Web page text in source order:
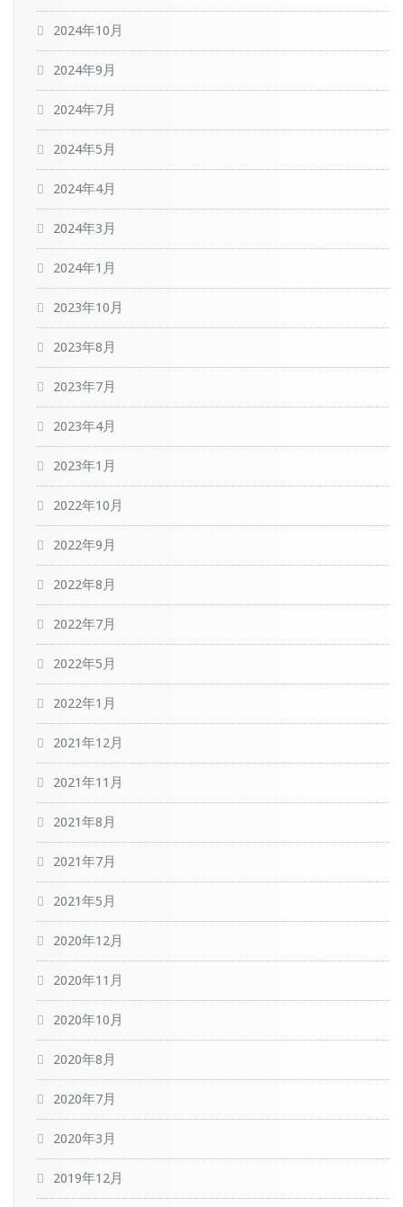
2024年10月
2024年9月
2024年7月
2024年5月
2024年4月
2024年3月
2024年1月
2023年10月
2023年8月
2023年7月
2023年4月
2023年1月
2022年10月
2022年9月
2022年8月
2022年7月
2022年5月
2022年1月
2021年12月
2021年11月
2021年8月
2021年7月
2021年5月
2020年12月
2020年11月
2020年10月
2020年8月
2020年7月
2020年3月
2019年12月